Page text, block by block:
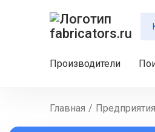
Производители
Главная / Предприятия